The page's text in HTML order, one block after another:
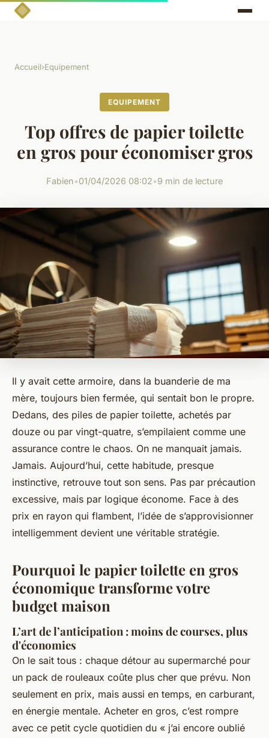
Accueil›Equipement
EQUIPEMENT
Top offres de papier toilette
en gros pour économiser gros
Fabien•01/04/2026 08:02•9 min de lecture
Il y avait cette armoire, dans la buanderie de ma
mère, toujours bien fermée, qui sentait bon le propre.
Dedans, des piles de papier toilette, achetés par
douze ou par vingt-quatre, s’empilaient comme une
assurance contre le chaos. On ne manquait jamais.
Jamais. Aujourd’hui, cette habitude, presque
instinctive, retrouve tout son sens. Pas par précaution
excessive, mais par logique économe. Face à des
prix en rayon qui flambent, l’idée de s’approvisionner
intelligemment devient une véritable stratégie.
Pourquoi le papier toilette en gros
économique transforme votre
budget maison
L’art de l’anticipation : moins de courses, plus
d'économies
On le sait tous : chaque détour au supermarché pour
un pack de rouleaux coûte plus cher que prévu. Non
seulement en prix, mais aussi en temps, en carburant,
en énergie mentale. Acheter en gros, c’est rompre
avec ce petit cycle quotidien du « j’ai encore oublié